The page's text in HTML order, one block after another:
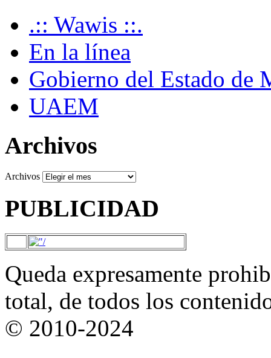
.:: Wawis ::.
En la línea
Gobierno del Estado de
UAEM
Archivos
Archivos
PUBLICIDAD
Queda expresamente
total, de todos los
© 2010-2024